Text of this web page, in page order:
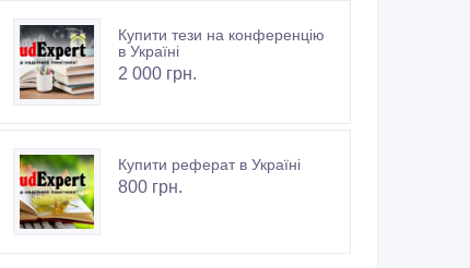
Купити тези на конференцію
в Україні
2 000 грн.
Купити реферат в Україні
800 грн.